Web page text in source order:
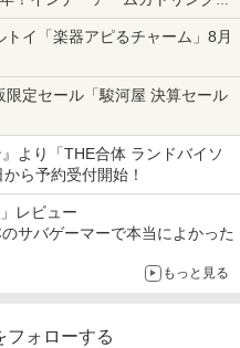
ットでキット化！
イ「楽器アピるチャーム」8月
色
定セール「駿河屋 決算セール
より「THE合体 ランドバイソ
ら予約受付開始！
レビュー
サバゲーマーで本当によかった
もっと見る
フォローする